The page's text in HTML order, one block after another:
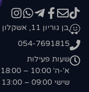
בן גוריון 11, אשקלון
054-7691815
שעות פעילות
א'-ה' 10:00 – 18:00
שישי 09:00 – 13:00